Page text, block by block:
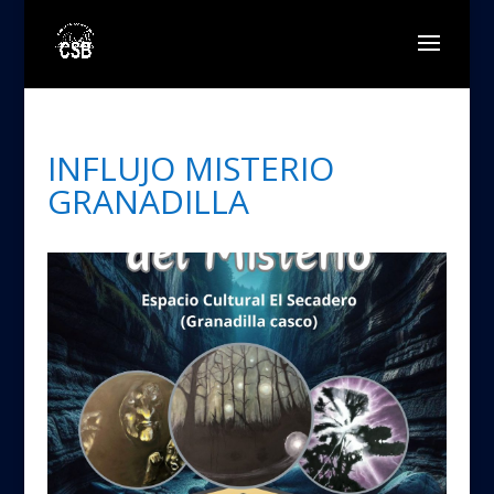
INFLUJO MISTERIO
GRANADILLA